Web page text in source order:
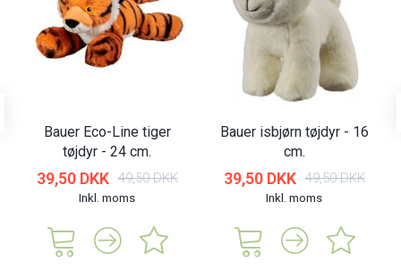
Bauer Eco-Line tiger
tøjdyr - 24 cm.
39,50 DKK 49,50 DKK
Inkl. moms
Bauer isbjørn tøjdyr - 16
cm.
39,50 DKK 49,50 DKK
Inkl. moms